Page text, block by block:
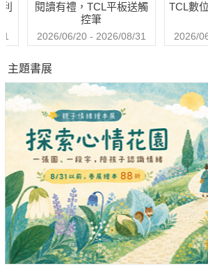
閱讀有禮，TCL平板送觸
控筆
2026/06/20 - 2026/08/31
TCL數
2026/
主題書展